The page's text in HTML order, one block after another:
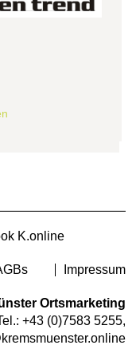
K.online
Impressum
Ortsmarketing
+43 (0)7583 5255,